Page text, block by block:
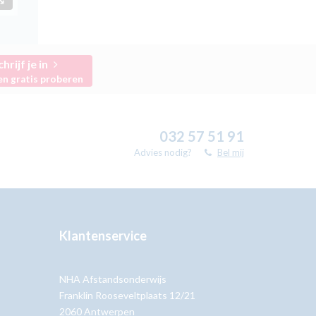
je in
gratis proberen
032 57 51 91
Advies nodig? Bel mij
Klantenservice
NHA Afstandsonderwijs
Franklin Rooseveltplaats 12/21
2060 Antwerpen